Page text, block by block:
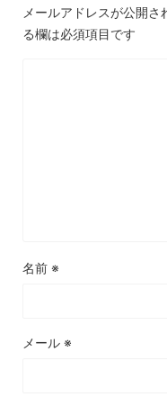
メールアドレスが公開さ
る欄は必須項目です
名前 ※
メール ※